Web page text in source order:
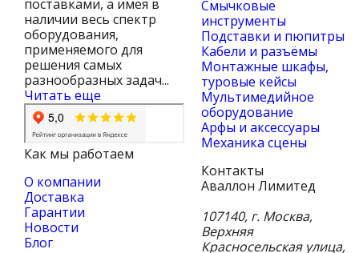
поставками, а имея в
наличии весь спектр
оборудования,
применяемого для
решения самых
разнообразных задач...
Читать еще
Как мы работаем
О компании
Доставка
Гарантии
Новости
Блог
Смычковые
инструменты
Подставки и пюпитры
Кабели и разъёмы
Монтажные шкафы,
туровые кейсы
Мультимедийное
оборудование
Арфы и аксессуары
Механика сцены
Контакты
Аваллон Лимитед
107140, г. Москва,
Верхняя
Красносельская улица,